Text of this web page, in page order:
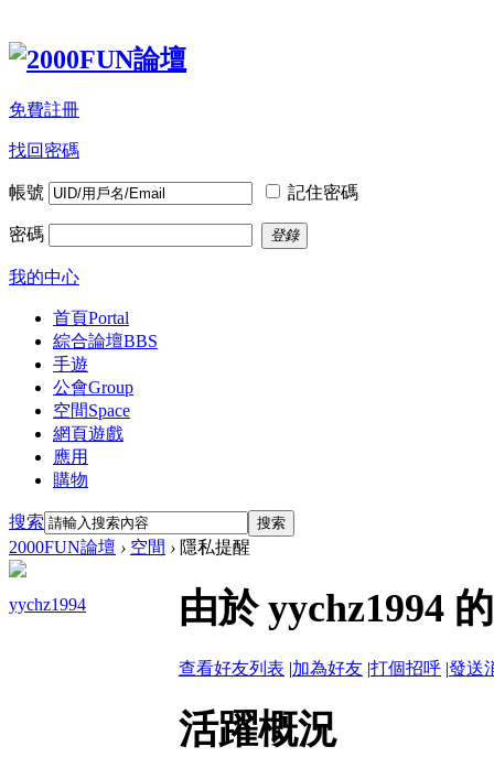
免費註冊
找回密碼
帳號 記住密碼
密碼 登錄
我的中心
首頁Portal
綜合論壇BBS
手遊
公會Group
空間Space
網頁遊戲
應用
購物
搜索 搜索
2000FUN論壇 › 空間 › 隱私提醒
yychz1994 由於 yychz1994
查看好友列表 |加為好友 |打個招呼 |發送
活躍概況